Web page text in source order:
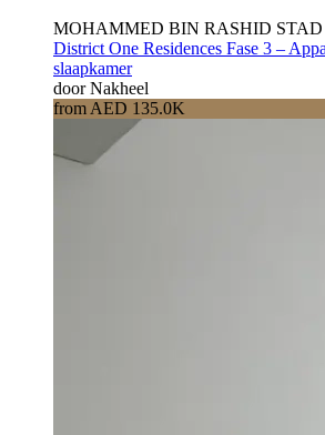
MOHAMMED BIN RASHID STAD
District One Residences Fase 3 –
slaapkamer
door Nakheel
from AED 135.0K